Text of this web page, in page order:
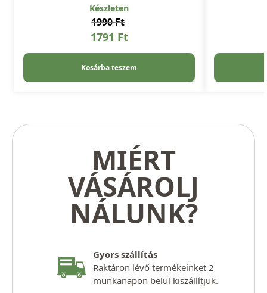
Készleten
1990Ft
1791 Ft
Kosárba teszem
MIÉRT
VÁSÁROLJ
NÁLUNK?
Gyors szállítás
Raktáron lévő termékeinket 2
munkanapon belül kiszállítjuk.